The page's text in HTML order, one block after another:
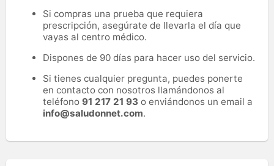
Si compras una prueba que requiera
prescripción, asegúrate de llevarla el día que
vayas al centro médico.
Dispones de 90 días para hacer uso del servicio.
Si tienes cualquier pregunta, puedes ponerte
en contacto con nosotros llamándonos al
teléfono 91 217 21 93 o enviándonos un email a
info@saludonnet.com.